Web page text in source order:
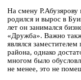
На смену
родился и вырос в
лет он занимался
«Дружба». Важно
являлся
района, однако
многом было
не менее, это не